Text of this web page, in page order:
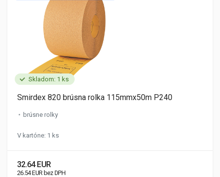
Skladom: 1 ks
Smirdex 820 brúsna rolka 115mmx50m P240
brúsne rolky
V kartóne: 1 ks
32.64 EUR
26.54 EUR bez DPH